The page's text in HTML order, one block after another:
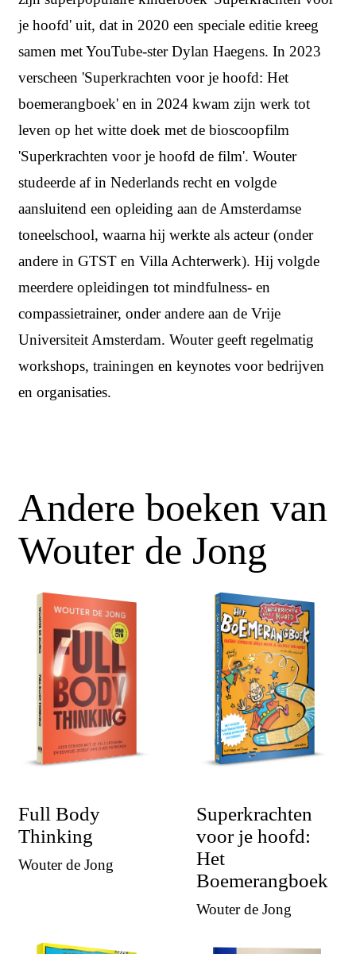
je hoofd' uit, dat in 2020 een speciale editie kreeg
samen met YouTube-ster Dylan Haegens. In 2023
verscheen 'Superkrachten voor je hoofd: Het
boemerangboek' en in 2024 kwam zijn werk tot
leven op het witte doek met de bioscoopfilm
'Superkrachten voor je hoofd de film'. Wouter
studeerde af in Nederlands recht en volgde
aansluitend een opleiding aan de Amsterdamse
toneelschool, waarna hij werkte als acteur (onder
andere in GTST en Villa Achterwerk). Hij volgde
meerdere opleidingen tot mindfulness- en
compassietrainer, onder andere aan de Vrije
Universiteit Amsterdam. Wouter geeft regelmatig
workshops, trainingen en keynotes voor bedrijven
en organisaties.
Andere boeken van
Wouter de Jong
Full Body
Thinking
Wouter de Jong
Superkrachten
voor je hoofd:
Het
Boemerangboek
Wouter de Jong